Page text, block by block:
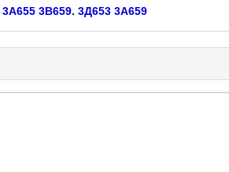
3А655 3В659. 3Д653 3А659